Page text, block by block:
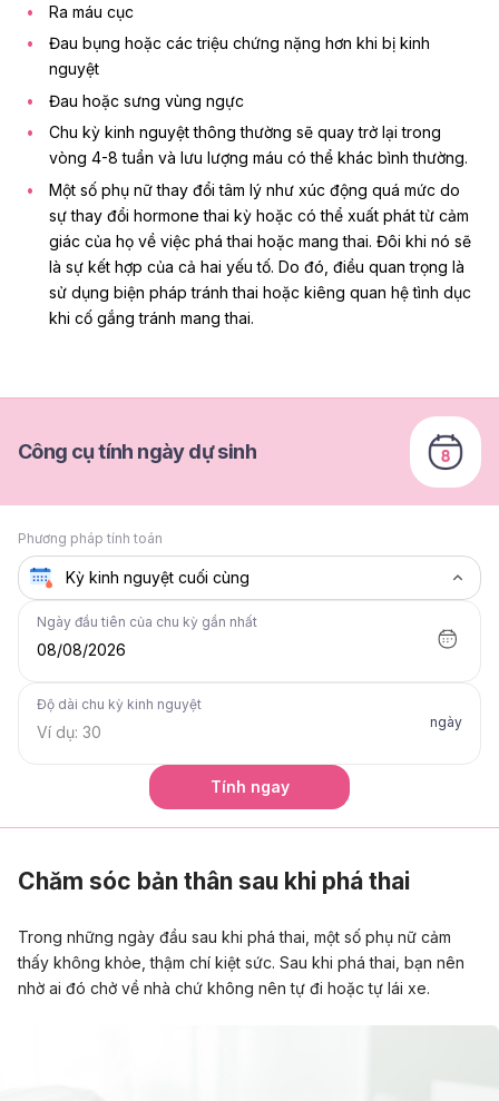
Ra máu cục
Đau bụng hoặc các triệu chứng nặng hơn khi bị kinh
nguyệt
Đau hoặc sưng vùng ngực
Chu kỳ kinh nguyệt thông thường sẽ quay trở lại trong
vòng 4-8 tuần và lưu lượng máu có thể khác bình thường.
Một số phụ nữthay đổi tâm lý như xúc động quá mức do
sự thay đổi hormone thai kỳ hoặc có thể xuất phát từ cảm
giác của họ về việc phá thai hoặc mang thai. Đôi khi nó sẽ
là sự kết hợp của cả hai yếu tố. Do đó, điều quan trọng là
sử dụng biện pháp tránh thai hoặc kiêng quan hệ tình dục
khi cố gắng tránh mang thai.
Công cụ tính ngày dự sinh
Phương pháp tính toán
Ngày đầu tiên của chu kỳ gần nhất
08/08/2026
Độ dài chu kỳ kinh nguyệt
ngày
Tính ngay
Chăm sóc bản thân sau khi phá thai
Trong những ngày đầu sau khi phá thai, một số phụ nữ cảm
thấy không khỏe, thậm chí kiệt sức. Sau khi phá thai, bạn nên
nhờ ai đó chở về nhà chứ không nên tự đi hoặc tự lái xe.